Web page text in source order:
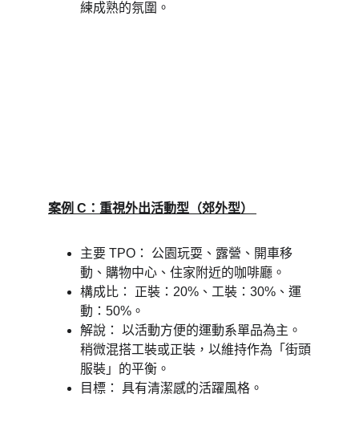
練成熟的氛圍。
案例 C：重視外出活動型（郊外型）
主要 TPO： 公園玩耍、露營、開車移
動、購物中心、住家附近的咖啡廳。
構成比： 正裝：20%、工裝：30%、運
動：50%。
解說： 以活動方便的運動系單品為主。
稍微混搭工裝或正裝，以維持作為「街頭
服裝」的平衡。
目標： 具有清潔感的活躍風格。